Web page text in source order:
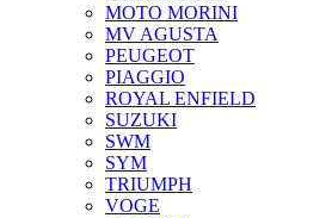
MOTO MORINI
MV AGUSTA
PEUGEOT
PIAGGIO
ROYAL ENFIELD
SUZUKI
SWM
SYM
TRIUMPH
VOGE